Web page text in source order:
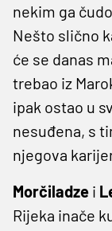
nekim ga
Nešto slično
će se danas
trebao iz
ipak ostao u
nesuđena, s
njegova
Morčiladze i
Rijeka inače